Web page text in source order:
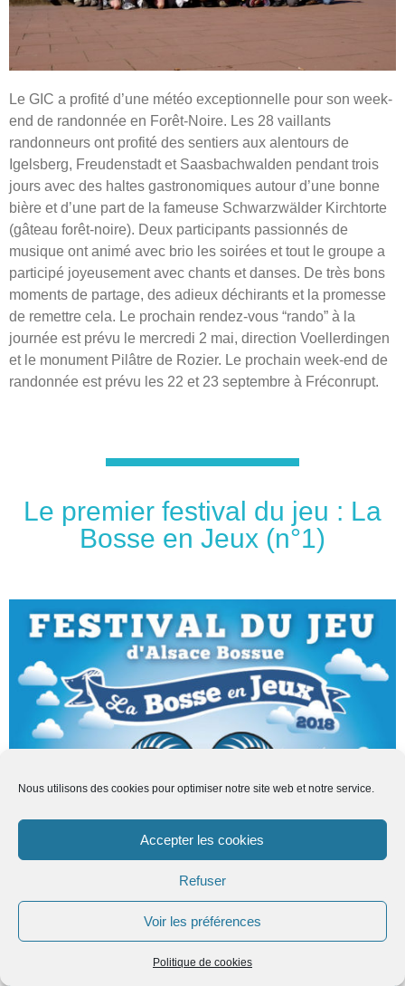
Nous utilisons des cookies pour optimiser notre site web et notre service.
Accepter les cookies
Refuser
Voir les préférences
Politique de cookies
Le GIC a profité d’une météo exceptionnelle pour son week-
end de randonnée en Forêt-Noire. Les 28 vaillants
randonneurs ont profité des sentiers aux alentours de
Igelsberg, Freudenstadt et Saasbachwalden pendant trois
jours avec des haltes gastronomiques autour d’une bonne
bière et d’une part de la fameuse Schwarzwälder Kirchtorte
(gâteau forêt-noire). Deux participants passionnés de
musique ont animé avec brio les soirées et tout le groupe a
participé joyeusement avec chants et danses. De très bons
moments de partage, des adieux déchirants et la promesse
de remettre cela. Le prochain rendez-vous “rando” à la
journée est prévu le mercredi 2 mai, direction Voellerdingen
et le monument Pilâtre de Rozier. Le prochain week-end de
randonnée est prévu les 22 et 23 septembre à Fréconrupt.
Le premier festival du jeu : La
Bosse en Jeux (n°1)